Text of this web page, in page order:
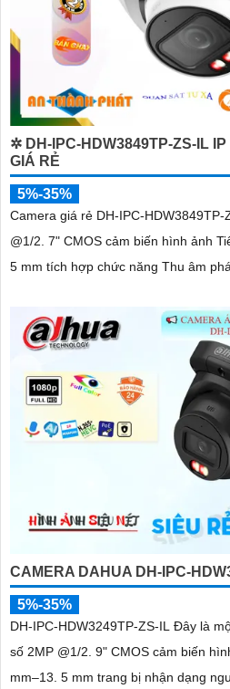
✲ DH-IPC-HDW3849TP-ZS-IL
GIÁ RẺ
5%-35%
Camera giá rẻ DH-IPC-
@1/2. 7" CMOS cảm biến hình ảnh
5 mm tích hợp chức năng Thu âm
CAMERA DAHUA DH-IPC-
5%-35%
DH-IPC-HDW3249TP-ZS-IL Đây là
số 2MP @1/2. 9" CMOS cảm biến
mm–13. 5 mm trang bị nhận dạng người chống ngược sáng